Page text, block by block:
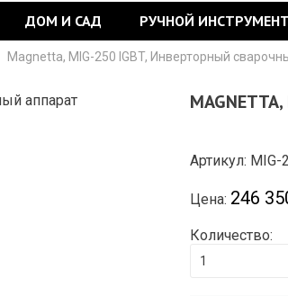
ДОМ И САД РУЧНОЙ ИНСТРУМЕНТ
Magnetta, MIG-250 IGBT, Инверторный
Артикул: MIG-
Цена: 246
Количество: